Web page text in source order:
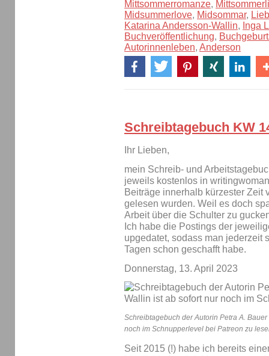
Mittsommerromanze,
Midsummerlove, Midsommar,
Katarina Andersson-Wallin, Inga
Buchveröffentlichung,
Autorinnenleben, Anderson
Schreibtagebuch KW
Ihr Lieben,
mein Schreib- und
jeweils kostenlos in
Beiträge innerhalb kürzester Zeit
gelesen wurden. Weil es doch
Arbeit über die Schulter zu
Ich habe die Postings der
upgedatet, sodass man jederzeit
Tagen schon geschafft habe.
Donnerstag, 13. April 2023
Schreibtagebuch der Autorin Petra A.
noch im Schnupperlevel bei Patreon zu
Seit 2015 (!) habe ich bereits